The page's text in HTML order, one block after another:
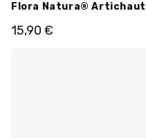
Flora Natura® Artichaut
15,90 €